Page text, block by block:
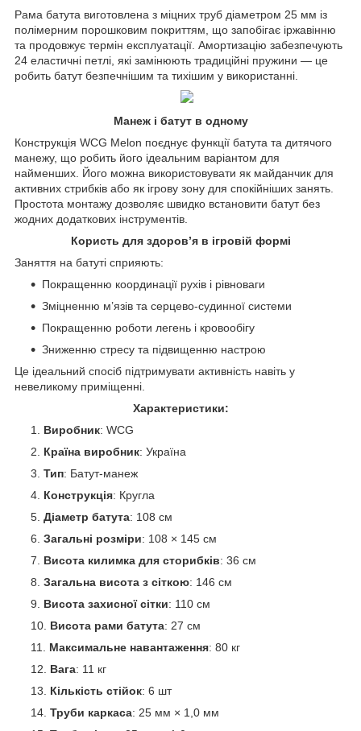
Рама батута виготовлена з міцних труб діаметром 25 мм із
полімерним порошковим покриттям, що запобігає іржавінню
та продовжує термін експлуатації. Амортизацію забезпечують
24 еластичні петлі, які замінюють традиційні пружини — це
робить батут безпечнішим та тихішим у використанні.
Манеж і батут в одному
Конструкція WCG Melon поєднує функції батута та дитячого
манежу, що робить його ідеальним варіантом для
найменших. Його можна використовувати як майданчик для
активних стрибків або як ігрову зону для спокійніших занять.
Простота монтажу дозволяє швидко встановити батут без
жодних додаткових інструментів.
Користь для здоров’я в ігровій формі
Заняття на батуті сприяють:
Покращенню координації рухів і рівноваги
Зміцненню м’язів та серцево-судинної системи
Покращенню роботи легень і кровообігу
Зниженню стресу та підвищенню настрою
Це ідеальний спосіб підтримувати активність навіть у
невеликому приміщенні.
Характеристики:
Виробник: WCG
Країна виробник: Україна
Тип: Батут-манеж
Конструкція: Кругла
Діаметр батута: 108 см
Загальні розміри: 108 × 145 см
Висота килимка для сторибків: 36 см
Загальна висота з сіткою: 146 см
Висота захисної сітки: 110 см
Висота рами батута: 27 см
Максимальне навантаження: 80 кг
Вага: 11 кг
Кількість стійок: 6 шт
Труби каркаса: 25 мм × 1,0 мм